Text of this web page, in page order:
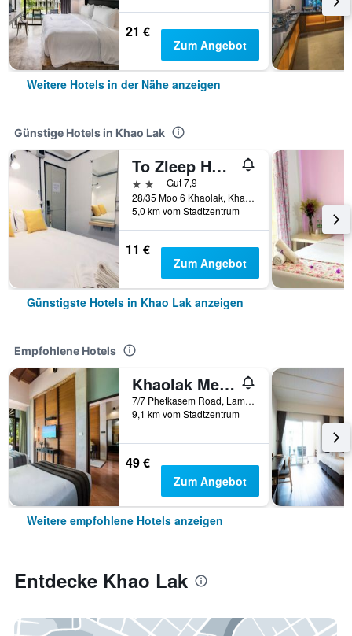
21 €
Zum Angebot
Weitere Hotels in der Nähe anzeigen
Günstige Hotels in Khao Lak
To Zleep Hotel Khaolak
2 SterneGut 7,9
28/35 Moo 6 Khaolak, Khao Lak, Thailand
5,0 km vom Stadtzentrum
11 €
Zum Angebot
Günstigste Hotels in Khao Lak anzeigen
Empfohlene Hotels
Khaolak Merlin Resort
7/7 Phetkasem Road, Lamkaen, Khao Lak, Thailand
9,1 km vom Stadtzentrum
49 €
Zum Angebot
Weitere empfohlene Hotels anzeigen
Entdecke Khao Lak